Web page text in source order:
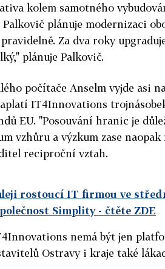
kolem samotného
Palkovič plánuje modernizaci
Za dva roky
plánuje Palkovič.
počítače Anselm vyjde asi
IT4Innovations
EU. "Posouvání hranic je
vzhůru a výzkum zase
reciproční vztah.
rostoucí IT firmou ve
Simplity- čtěte ZDE
nemá být jen
Ostravy i kraje také